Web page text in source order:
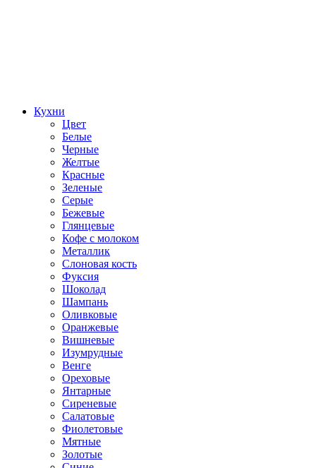
Кухни
Цвет
Белые
Черные
Желтые
Красные
Зеленые
Серые
Бежевые
Глянцевые
Кофе с молоком
Металлик
Слоновая кость
Фуксия
Шоколад
Шампань
Оливковые
Оранжевые
Вишневые
Изумрудные
Венге
Ореховые
Янтарные
Сиреневые
Салатовые
Фиолетовые
Мятные
Золотые